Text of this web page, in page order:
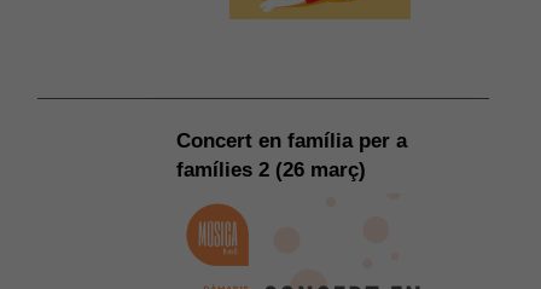
Concert en família per a
famílies 2 (26 març)